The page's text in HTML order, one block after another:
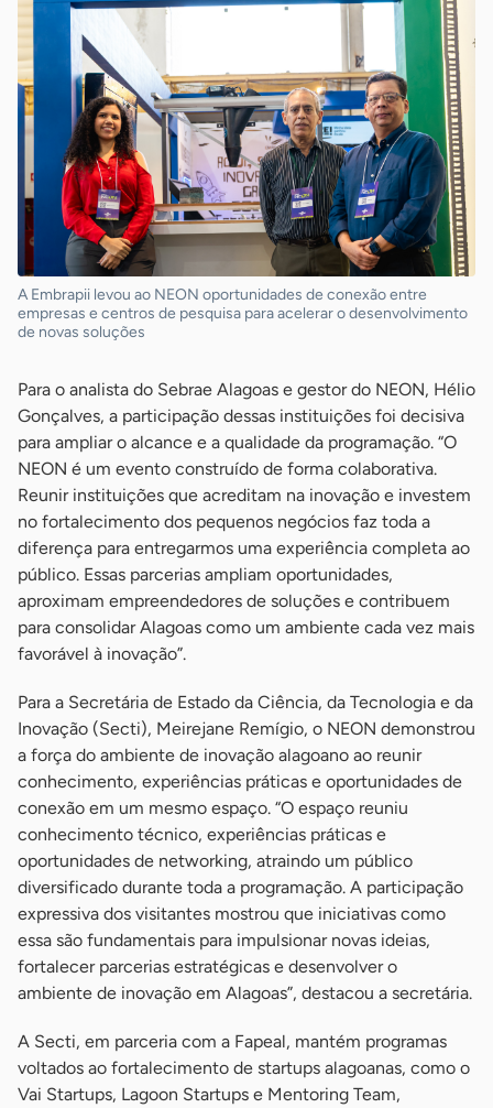
A Embrapii levou ao NEON oportunidades de conexão entre
empresas e centros de pesquisa para acelerar o desenvolvimento
de novas soluções
Para o analista do Sebrae Alagoas e gestor do NEON, Hélio
Gonçalves, a participação dessas instituições foi decisiva
para ampliar o alcance e a qualidade da programação. “O
NEON é um evento construído de forma colaborativa.
Reunir instituições que acreditam na inovação e investem
no fortalecimento dos pequenos negócios faz toda a
diferença para entregarmos uma experiência completa ao
público. Essas parcerias ampliam oportunidades,
aproximam empreendedores de soluções e contribuem
para consolidar Alagoas como um ambiente cada vez mais
favorável à inovação”.
Para a Secretária de Estado da Ciência, da Tecnologia e da
Inovação (Secti), Meirejane Remígio, o NEON demonstrou
a força do ambiente de inovação alagoano ao reunir
conhecimento, experiências práticas e oportunidades de
conexão em um mesmo espaço. “O espaço reuniu
conhecimento técnico, experiências práticas e
oportunidades de networking, atraindo um público
diversificado durante toda a programação. A participação
expressiva dos visitantes mostrou que iniciativas como
essa são fundamentais para impulsionar novas ideias,
fortalecer parcerias estratégicas e desenvolver o
ambiente de inovação em Alagoas”, destacou a secretária.
A Secti, em parceria com a Fapeal, mantém programas
voltados ao fortalecimento de startups alagoanas, como o
Vai Startups, Lagoon Startups e Mentoring Team,